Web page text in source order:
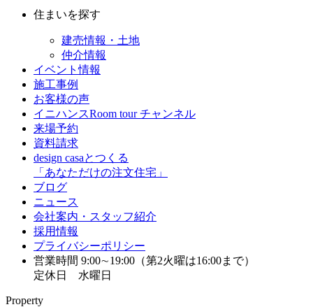
住まいを探す
建売情報・土地
仲介情報
イベント情報
施工事例
お客様の声
イニハンスRoom tour チャンネル
来場予約
資料請求
design casaとつくる
「あなただけの注文住宅」
ブログ
ニュース
会社案内・スタッフ紹介
採用情報
プライバシーポリシー
営業時間 9:00∼19:00（第2火曜は16:00まで）
定休日 水曜日
Property